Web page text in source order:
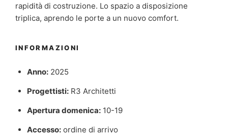
rapidità di costruzione. Lo spazio a disposizione
triplica, aprendo le porte a un nuovo comfort.
INFORMAZIONI
Anno:2025
Progettisti:R3 Architetti
Apertura domenica:10-19
Accesso:ordine di arrivo